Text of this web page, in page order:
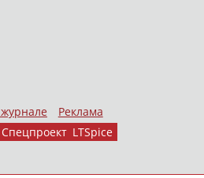
Реклама
Спецпроект LTSpice